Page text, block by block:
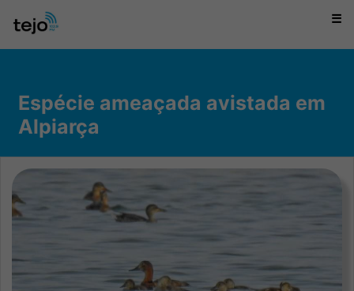
☰
Espécie ameaçada avistada em
Alpiarça